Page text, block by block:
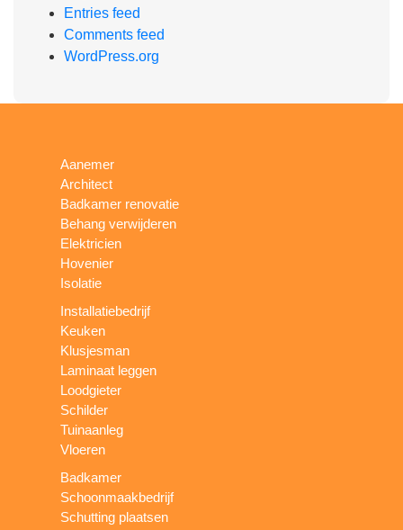
Entries feed
Comments feed
WordPress.org
Aanemer
Architect
Badkamer renovatie
Behang verwijderen
Elektricien
Hovenier
Isolatie
Installatiebedrijf
Keuken
Klusjesman
Laminaat leggen
Loodgieter
Schilder
Tuinaanleg
Vloeren
Badkamer
Schoonmaakbedrijf
Schutting plaatsen